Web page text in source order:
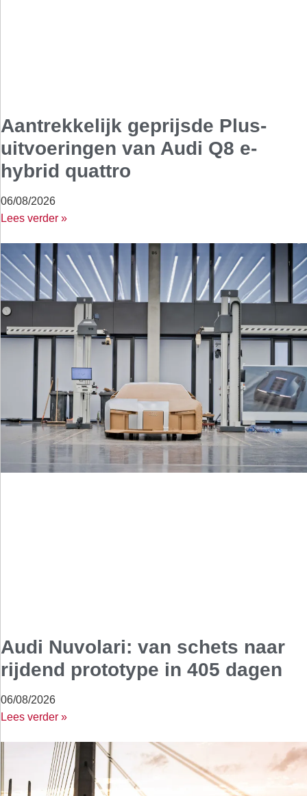
Aantrekkelijk geprijsde Plus-
uitvoeringen van Audi Q8 e-
hybrid quattro
06/08/2026
Lees verder »
Audi Nuvolari: van schets naar
rijdend prototype in 405 dagen
06/08/2026
Lees verder »